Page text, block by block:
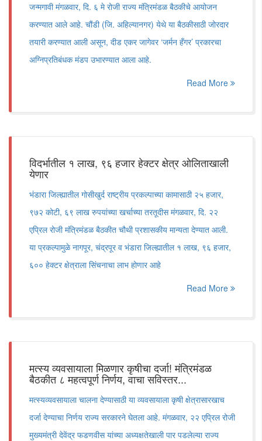
जन्मगावी मंगळवार, दि. ६ मे रोजी राज्य मंत्रिमंडळ बैठकीचे आयोजन
करण्यात आले आहे. चौंडी (जि. अहिल्यानगर) येथे या बैठकीसाठी जोरदार
तयारी करण्यात आली असून, दीड एकर जागेवर ‘जर्मन हँगर’ प्रकारचा
अग्निप्रतिबंधक मंडप उभारण्यात आला आहे.
Read More
विदर्भातील १ लाख, ९६ हजार हेक्टर क्षेत्र ओलिताखाली
येणार
भंडारा जिल्ह्यातील गोसीखुर्द राष्ट्रीय प्रकल्पाच्या कामासाठी २५ हजार,
९७२ कोटी, ६९ लाख रुपयांच्या खर्चाच्या तरतूदीस मंगळवार, दि. २२
एप्रिल रोजी मंत्रिमंडळ बैठकीत चौथी प्रशासकीय मान्यता देण्यात आली.
या प्रकल्पामुळे नागपूर, चंद्रपूर व भंडारा जिल्ह्यातील १ लाख, ९६ हजार,
६०० हेक्टर क्षेत्राला सिंचनाचा लाभ होणार आहे
Read More
मत्स्य व्यवसायाला मिळणार कृषीचा दर्जा! मंत्रिमंडळ
बैठकीत ८ महत्वपूर्ण निर्णय, वाचा सविस्तर...
मत्स्यव्यवसायाला चालना देण्यासाठी या व्यवसायाला कृषी क्षेत्रासारखाच
दर्जा देण्याचा निर्णय राज्य सरकारने घेतला आहे. मंगळवार, २२ एप्रिल रोजी
मुख्यमंत्री देवेंद्र फडणवीस यांच्या अध्यक्षतेखाली पार पडलेल्या राज्य